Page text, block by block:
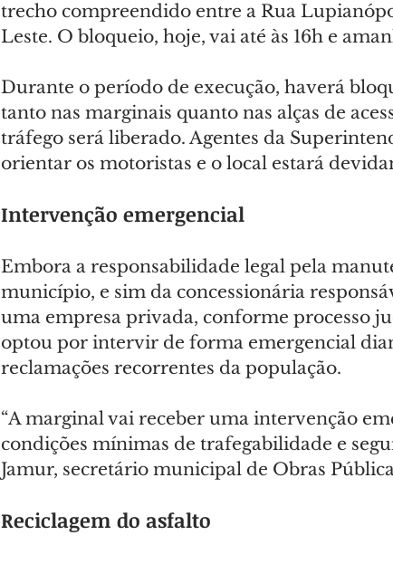
trecho compreendido entre a Rua
Leste. O bloqueio, hoje, vai até às 16h e
Durante o período de execução, haverá
tanto nas marginais quanto nas alças de
tráfego será liberado. Agentes da
orientar os motoristas e o local estará
Intervenção emergencial
Embora a responsabilidade legal pela
município, e sim da concessionária
uma empresa privada, conforme processo
optou por intervir de forma emergencial
reclamações recorrentes da população.
“A marginal vai receber uma intervenção
condições mínimas de trafegabilidade e
Jamur, secretário municipal de Obras
Reciclagem do asfalto